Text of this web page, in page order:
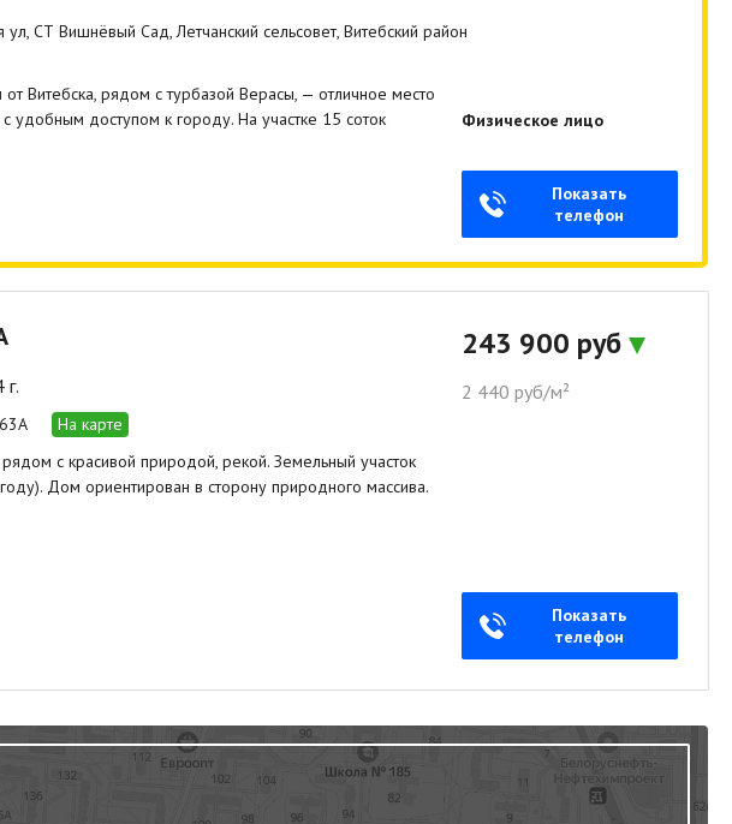
СТ Вишнёвый Сад, Летчанский сельсовет, Витебский район
Витебска, рядом с турбазой Верасы, — отличное место
удобным доступом к городу. На участке 15 соток
Физическое лицо
Показать
телефон
г.
На карте
с красивой природой, рекой. Земельный участок
Дом ориентирован в сторону природного массива.
243 900 руб
2 440 руб/м²
Показать
телефон